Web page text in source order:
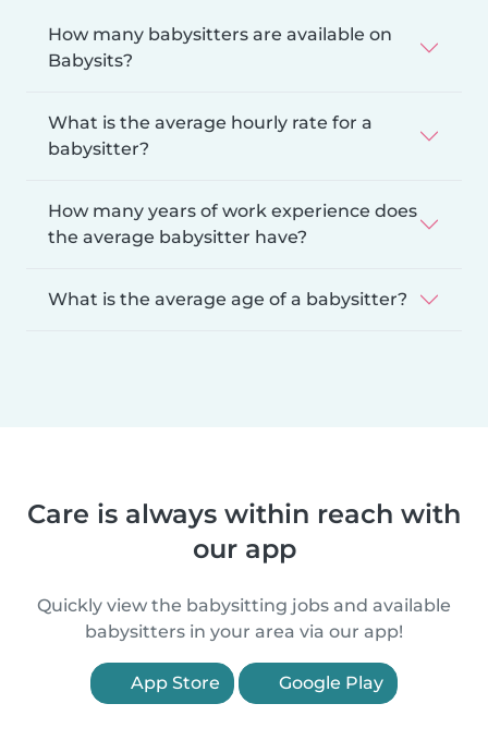
How many babysitters are available on
Babysits?
What is the average hourly rate for a
babysitter?
How many years of work experience does
the average babysitter have?
What is the average age of a babysitter?
Care is always within reach with
our app
Quickly view the babysitting jobs and available
babysitters in your area via our app!
App Store Google Play